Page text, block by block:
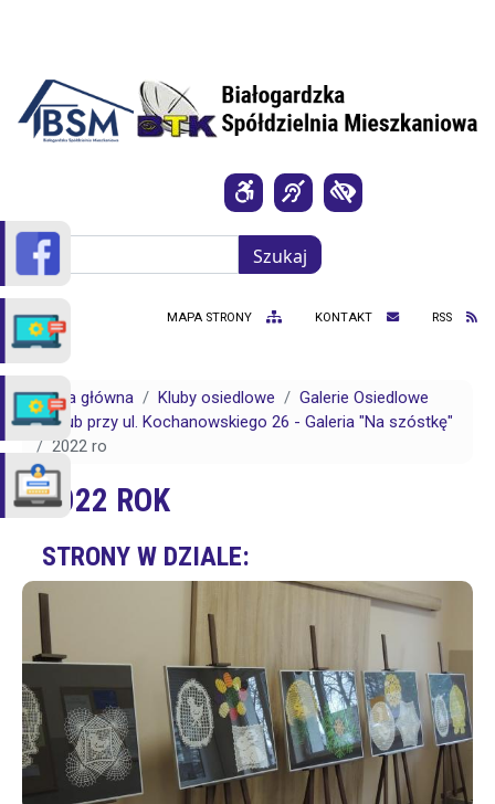
Szukaj
Szukaj
MAPA STRONY KONTAKT RSS
Strona główna Kluby osiedlowe
Galerie Osiedlowe
Klub przy ul. Kochanowskiego 26 - Galeria "Na szóstkę"
2022 ro
2022 ROK
STRONY W DZIALE: